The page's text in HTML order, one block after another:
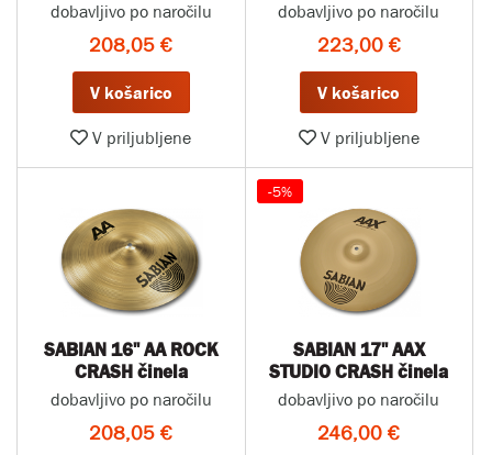
dobavljivo po naročilu
208,05 €
V košarico
V priljubljene
dobavljivo po naročilu
223,00 €
V košarico
V priljubljene
SABIAN 16" AA ROCK
CRASH činela
dobavljivo po naročilu
208,05 €
SABIAN 17" AAX
STUDIO CRASH činela
dobavljivo po naročilu
246,00 €
-5%